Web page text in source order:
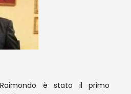
è stato il primo